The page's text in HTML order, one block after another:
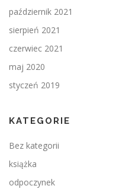
październik 2021
sierpień 2021
czerwiec 2021
maj 2020
styczeń 2019
KATEGORIE
Bez kategorii
książka
odpoczynek